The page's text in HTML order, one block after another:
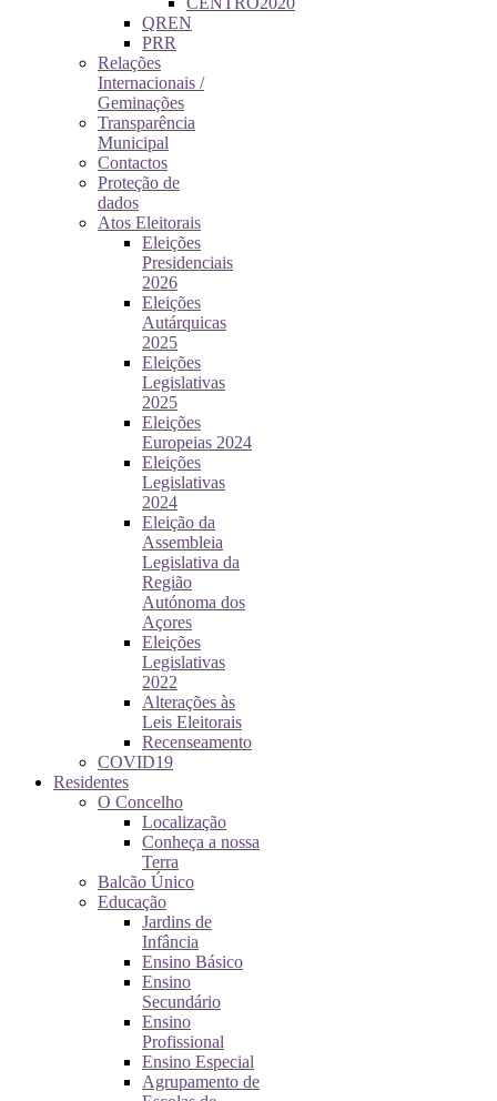
QREN
PRR
Relações
Internacionais /
Geminações
Transparência
Municipal
Contactos
Proteção de
dados
Atos Eleitorais
Eleições
Presidenciais
2026
Eleições
Autárquicas
2025
Eleições
Legislativas
2025
Eleições
Europeias 2024
Eleições
Legislativas
2024
Eleição da
Assembleia
Legislativa da
Região
Autónoma dos
Açores
Eleições
Legislativas
2022
Alterações às
Leis Eleitorais
Recenseamento
COVID19
Residentes
O Concelho
Localização
Conheça a nossa
Terra
Balcão Único
Educação
Jardins de
Infância
Ensino Básico
Ensino
Secundário
Ensino
Profissional
Ensino Especial
Agrupamento de